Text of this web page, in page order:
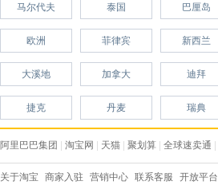
马尔代夫 泰国 巴厘岛
欧洲 菲律宾 新西兰
大溪地 加拿大 迪拜
捷克 丹麦 瑞典
阿里巴巴集团 淘宝网 天猫 聚划算 全球速卖通
关于淘宝 商家入驻 营销中心 联系客服 开放平台